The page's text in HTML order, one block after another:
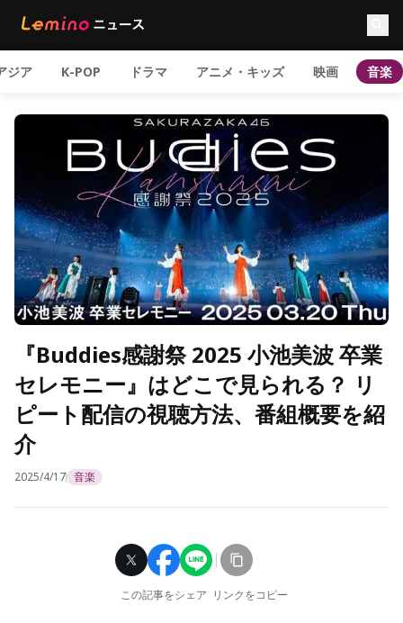
ジア K-POP ドラマ アニメ・キッズ 映画 音楽
『Buddies感謝祭 2025 小池美波 卒業
セレモニー』はどこで見られる？ リ
ピート配信の視聴方法、番組概要を紹
介
2025/4/17 音楽
この記事をシェア リンクをコピー